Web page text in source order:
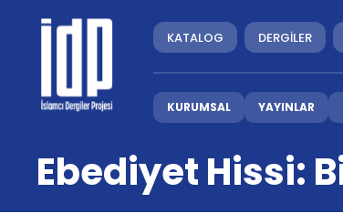
KATALOG DERGİLER
KURUMSAL YAYINLAR
Ebediyet Hissi: